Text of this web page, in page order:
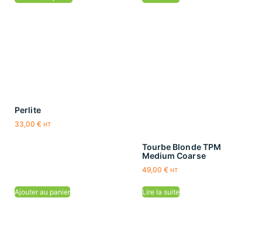
Perlite
33,00 € HT
Ajouter au panier
Tourbe Blonde TPM
Medium Coarse
49,00 € HT
Lire la suite